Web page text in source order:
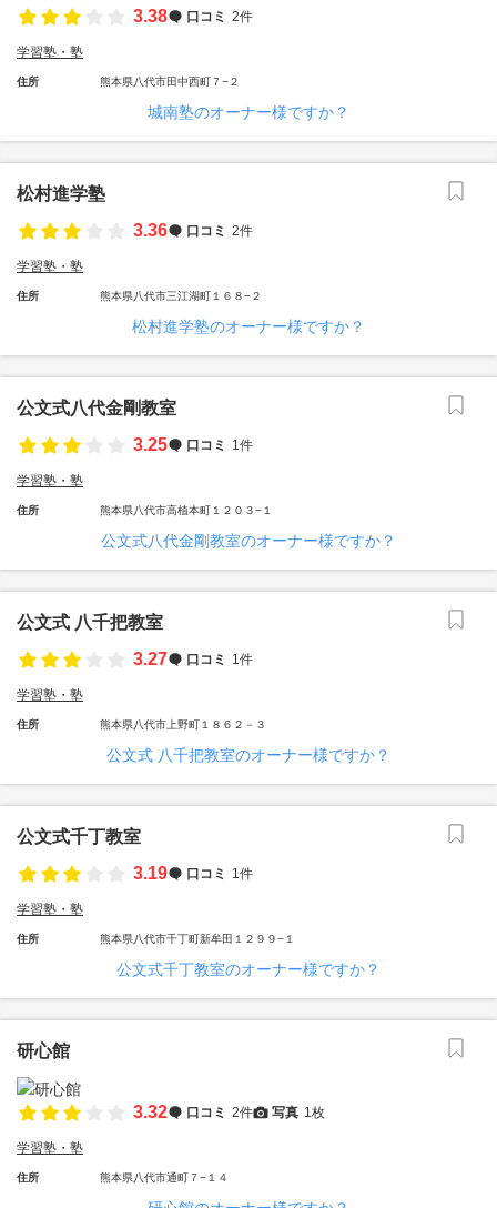
3.38
口コミ 2件
学習塾・塾
住所 熊本県八代市田中西町７−２
城南塾のオーナー様ですか？
松村進学塾
3.36
口コミ 2件
学習塾・塾
住所 熊本県八代市三江湖町１６８−２
松村進学塾のオーナー様ですか？
公文式八代金剛教室
3.25
口コミ 1件
学習塾・塾
住所 熊本県八代市高植本町１２０３−１
公文式八代金剛教室のオーナー様ですか？
公文式 八千把教室
3.27
口コミ 1件
学習塾・塾
住所 熊本県八代市上野町１８６２－３
公文式 八千把教室のオーナー様ですか？
公文式千丁教室
3.19
口コミ 1件
学習塾・塾
住所 熊本県八代市千丁町新牟田１２９９−１
公文式千丁教室のオーナー様ですか？
研心館
3.32 口コミ 2件 写真 1枚
学習塾・塾
住所 熊本県八代市通町７−１４